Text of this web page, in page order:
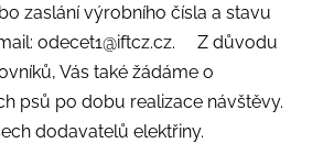
zaslání výrobního čísla a stavu
odecet1@iftcz.cz. Z důvodu
Vás také žádáme o
psů po dobu realizace návštěvy.
dodavatelů elektřiny.